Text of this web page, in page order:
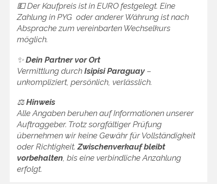
💵 Der Kaufpreis ist in EURO festgelegt. Eine
Zahlung in PYG oder anderer Währung ist nach
Absprache zum vereinbarten Wechselkurs
möglich.
✨Dein Partner vor Ort
Vermittlung durch Isipisi Paraguay –
unkompliziert, persönlich, verlässlich.
⚖️Hinweis
Alle Angaben beruhen auf Informationen unserer
Auftraggeber. Trotz sorgfältiger Prüfung
übernehmen wir keine Gewähr für Vollständigkeit
oder Richtigkeit.Zwischenverkauf bleibt
vorbehalten, bis eine verbindliche Anzahlung
erfolgt.